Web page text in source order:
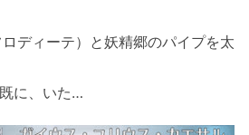
ディーテ）と妖精郷のパイプを太
に、いた…